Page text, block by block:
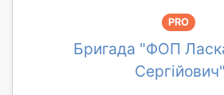
PRO
Бригада "ФОП
Сергійович"